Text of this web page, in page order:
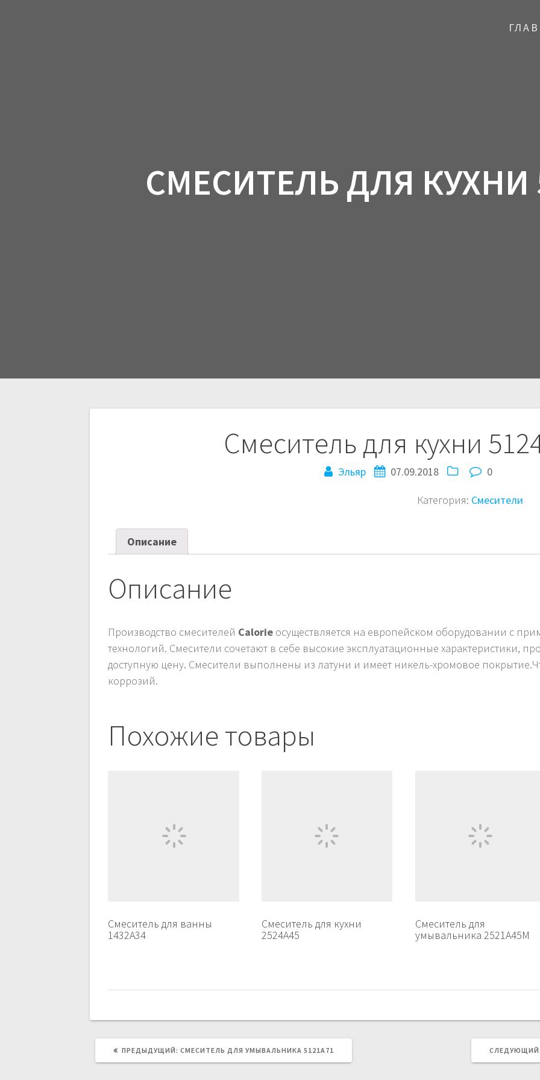
СМЕСИТЕЛЬ ДЛЯ КУХНИ
Смеситель для кухни
Эльяр 07.09.2018 0
Категория: Смесители
Описание
Описание
Производство смесителей Calorie осуществляется на европейском оборудовании с
технологий. Смесители сочетают в себе высокие эксплуатационные характеристики,
доступную цену. Смесители выполнены из латуни и имеет никель-хромовое
коррозий.
Похожие товары
Смеситель для ванны
1432A34
Смеситель для кухни
2524А45
Смеситель для
умывальника 2521A45M
ПРЕДЫДУЩИЙ: ПРЕДЫДУЩАЯ
СМЕСИТЕЛЬ ДЛЯ УМЫВАЛЬНИКА 5121A71